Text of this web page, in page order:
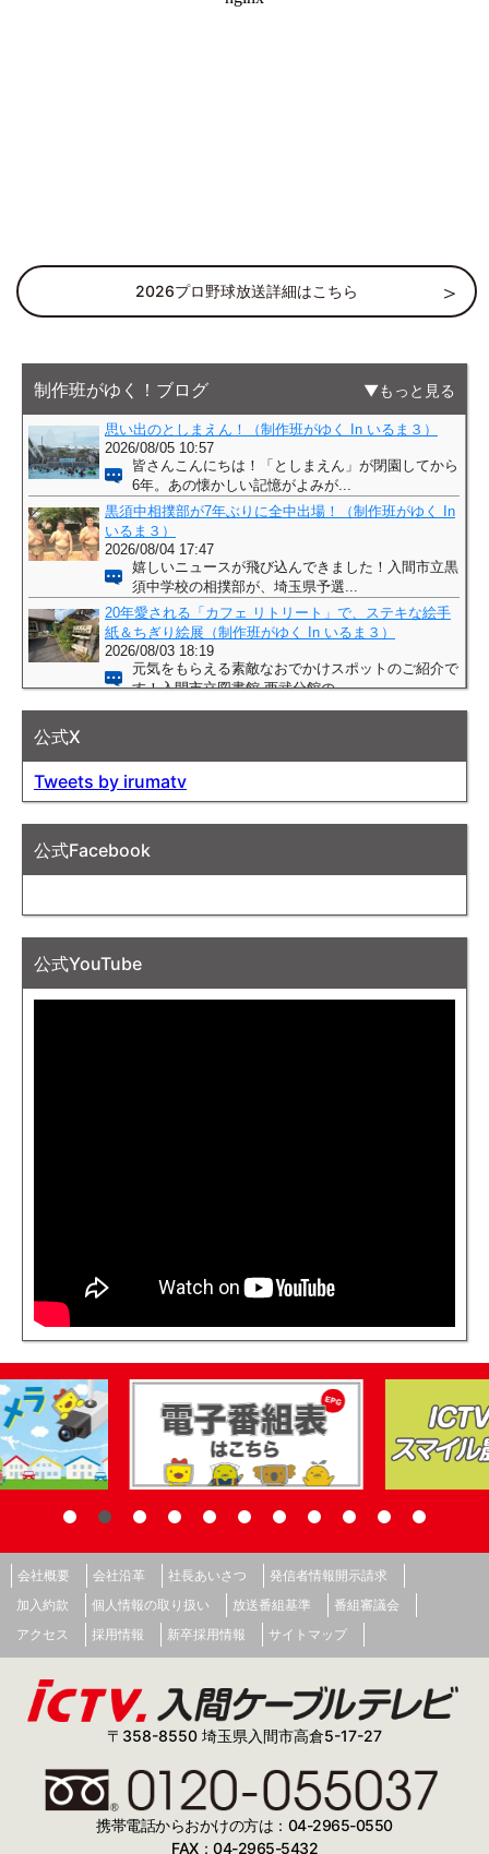
2026プロ野球放送詳細はこちら
制作班がゆく！ブログ もっと見る
公式X
Tweets by irumatv
公式Facebook
公式YouTube
会社概要 会社沿革 社長あいさつ
発信者情報開示請求
加入約款
個人情報の取り扱い 放送番組基準
番組審議会
アクセス
採用情報 新卒採用情報 サイトマップ
〒358-8550 埼玉県入間市高倉5-17-27
携帯電話からおかけの方は：04-2965-0550
FAX：04-2965-5432